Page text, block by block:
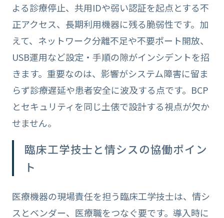
よる診療停止、共用IDや弱い認証を起点とする不
正アクセス、長期利用機器に残る脆弱性です。加
えて、ネットワーク分離不足や不要ポート開放、
USB運用など設定・手順の隙がインシデントを招
きます。重要なのは、影響がシステム障害に留ま
らず診療遅延や患者安全に波及する点です。BCP
とセキュリティを同じ土俵で設計する視点が欠か
せません。
臨床工学技士と情シスの協働ポイン
ト
医療機器の現場責任を担う臨床工学技士は、情シ
スとベンダー、医療職をつなぐ要です。導入時に